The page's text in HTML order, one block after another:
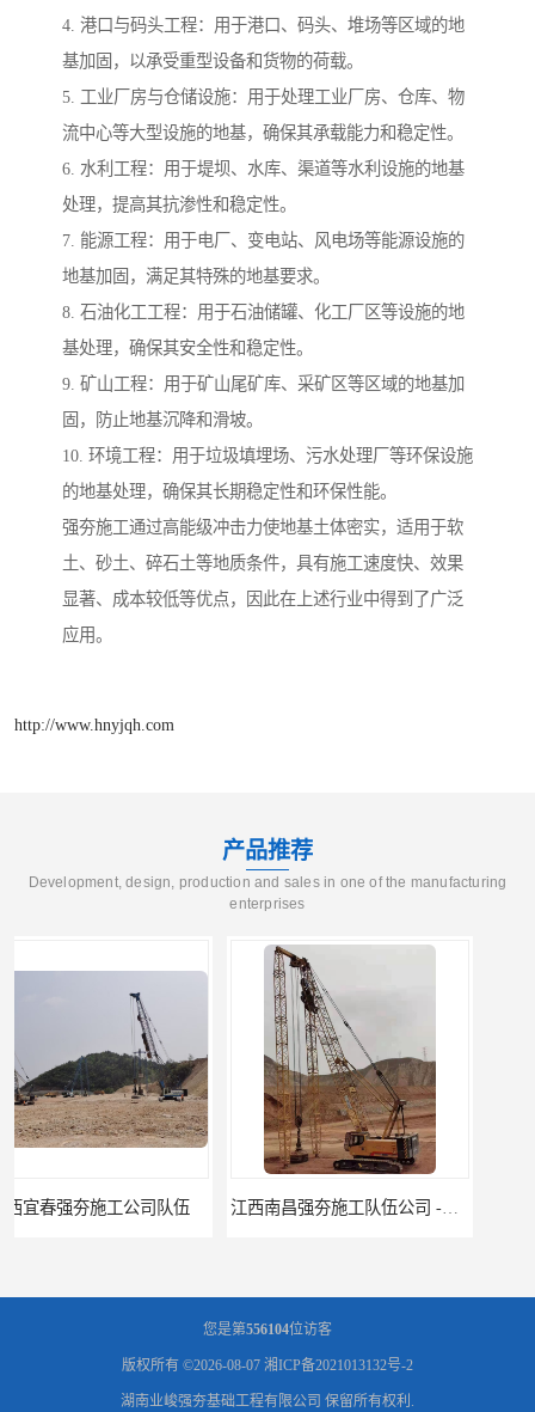
4. 港口与码头工程：用于港口、码头、堆场等区域的地
基加固，以承受重型设备和货物的荷载。
5. 工业厂房与仓储设施：用于处理工业厂房、仓库、物
流中心等大型设施的地基，确保其承载能力和稳定性。
6. 水利工程：用于堤坝、水库、渠道等水利设施的地基
处理，提高其抗渗性和稳定性。
7. 能源工程：用于电厂、变电站、风电场等能源设施的
地基加固，满足其特殊的地基要求。
8. 石油化工工程：用于石油储罐、化工厂区等设施的地
基处理，确保其安全性和稳定性。
9. 矿山工程：用于矿山尾矿库、采矿区等区域的地基加
固，防止地基沉降和滑坡。
10. 环境工程：用于垃圾填埋场、污水处理厂等环保设施
的地基处理，确保其长期稳定性和环保性能。
强夯施工通过高能级冲击力使地基土体密实，适用于软
土、砂土、碎石土等地质条件，具有施工速度快、效果
显著、成本较低等优点，因此在上述行业中得到了广泛
应用。
http://www.hnyjqh.com
产品推荐
Development, design, production and sales in one of the manufacturing
enterprises
江西南昌强夯施工队伍公司 -湖南业峻强夯基础工程
您是第556104位访客
版权所有 ©2026-08-07 湘ICP备2021013132号-2
湖南业峻强夯基础工程有限公司 保留所有权利.